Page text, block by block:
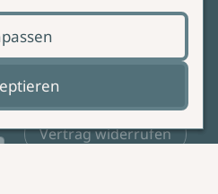
Bei Fragen zur Produktsicherheit
produktsicherheit@ullstein.de
Vertrag widerrufen